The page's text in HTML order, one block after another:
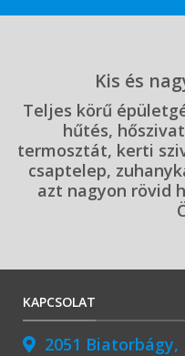
Kis és
Teljes körű
hűtés,
termosztát, kerti
csaptelep,
azt nagyon rövid
KAPCSOLAT
2051 Biatorbágy,